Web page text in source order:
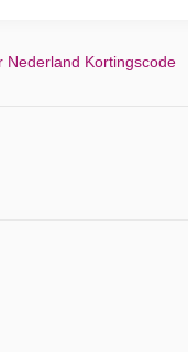
Nederland Kortingscode